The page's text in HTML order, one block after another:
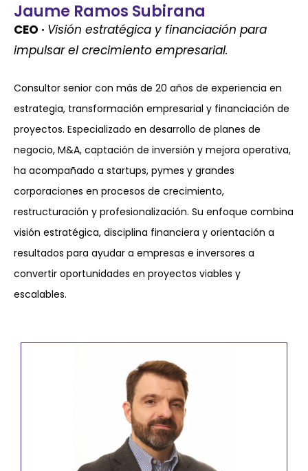
Jaume Ramos Subirana
CEO · Visión estratégica y financiación para
impulsar el crecimiento empresarial.
Consultor senior con más de 20 años de experiencia en
estrategia, transformación empresarial y financiación de
proyectos. Especializado en desarrollo de planes de
negocio, M&A, captación de inversión y mejora operativa,
ha acompañado a startups, pymes y grandes
corporaciones en procesos de crecimiento,
restructuración y profesionalización. Su enfoque combina
visión estratégica, disciplina financiera y orientación a
resultados para ayudar a empresas e inversores a
convertir oportunidades en proyectos viables y
escalables.